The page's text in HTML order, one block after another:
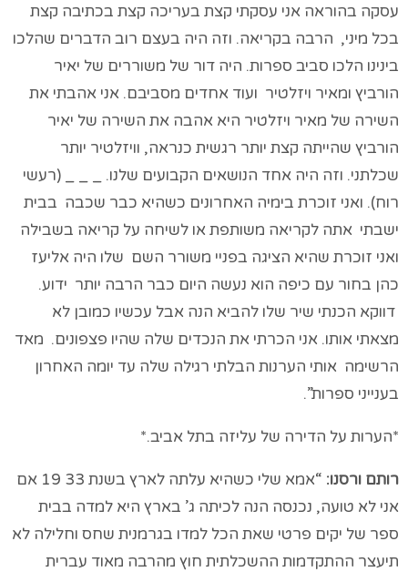
עסקה בהוראה אני עסקתי קצת בעריכה קצת בכתיבה קצת
בכל מיני, הרבה בקריאה. וזה היה בעצם רוב הדברים שהלכו
בינינו הלכו סביב ספרות. היה דור של משוררים של יאיר
הורביץ ומאיר ויזלטיר ועוד אחדים מסביבם. אני אהבתי את
השירה של מאיר ויזלטיר היא אהבה את השירה של יאיר
הורביץ שהייתה קצת יותר רגשית כנראה, וויזלטיר יותר
שכלתני. וזה היה אחד הנושאים הקבועים שלנו. _ _ _ (רעשי
רוח). ואני זוכרת בימיה האחרונים כשהיא כבר שכבה בבית
ישבתי אתה לקריאה משותפת או לשיחה על קריאה בשבילה
ואני זוכרת שהיא הציגה בפניי משורר השם שלו היה אליעז
כהן בחור עם כיפה הוא נעשה היום כבר הרבה יותר ידוע.
דווקא הכנתי שיר שלו להביא הנה אבל עכשיו כמובן לא
מצאתי אותו. אני הכרתי את הנכדים שלה שהיו פצפונים. מאד
הרשימה אותי הערנות הבלתי רגילה שלה עד יומה האחרון
בענייני ספרות”.
*הערות על הדירה של עליזה בתל אביב.*
רותם ורסנו:
“אמא שלי כשהיא עלתה לארץ בשנת 33 19 אם
אני לא טועה, נכנסה הנה לכיתה ג’ בארץ היא למדה בבית
ספר של יקים פרטי שאת הכל למדו בגרמנית שחס וחלילה לא
תיעצר ההתקדמות ההשכלתית חוץ מהרבה מאוד עברית